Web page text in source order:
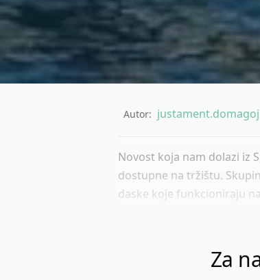
Autor: justament.domagoj
Novost koja nam dolazi iz
dostupne na tržištu.
daske koje funkcioniraju
Za